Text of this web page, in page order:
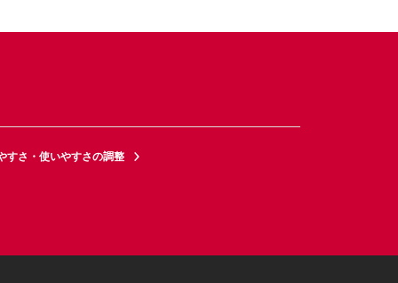
すさ・使いやすさの調整